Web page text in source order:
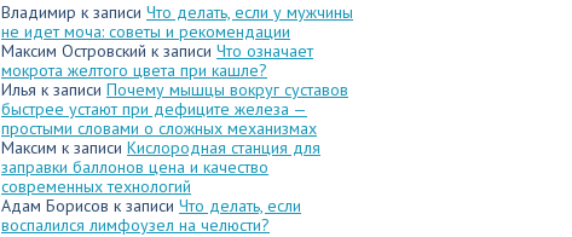
Владимир к записи Что делать, если у мужчины
не идет моча: советы и рекомендации
Максим Островский к записи Что означает
мокрота желтого цвета при кашле?
Илья к записи Почему мышцы вокруг суставов
быстрее устают при дефиците железа —
простыми словами о сложных механизмах
Максим к записи Кислородная станция для
заправки баллонов цена и качество
современных технологий
Адам Борисов к записи Что делать, если
воспалился лимфоузел на челюсти?